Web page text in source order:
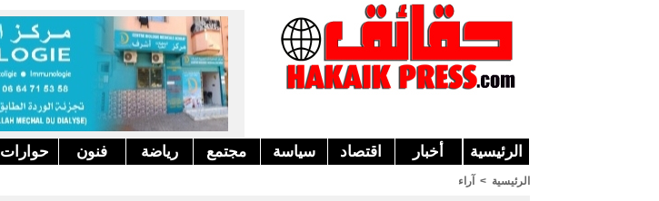
الرئيسية أخبار اقتصاد سياسة مجتمع رياضة فنون حوارات
الرئيسية > آراء